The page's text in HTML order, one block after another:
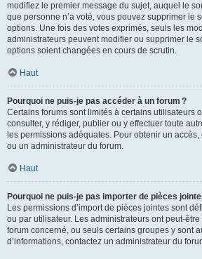
modifiez le premier message du sujet, auquel le
que personne n’a voté, vous pouvez supprimer le
options. Une fois des votes exprimés, seuls les
administrateurs peuvent modifier ou supprimer le
options soient changées en cours de scrutin.
Haut
Pourquoi ne puis-je pas accéder à un forum ?
Certains forums sont limités à certains utilisateurs
consulter, y rédiger, publier ou y effectuer toute
les permissions adéquates. Pour obtenir un
ou un administrateur du forum.
Haut
Pourquoi ne puis-je pas importer de pièces
Les permissions d’import de pièces jointes sont
ou par utilisateur. Les administrateurs ont peut-être
forum concerné, ou seuls certains groupes y sont
d’informations, contactez un administrateur du